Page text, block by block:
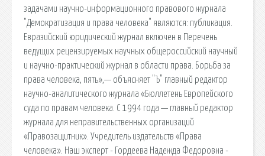
задачами научно-информационного правового журнала
"Демократизация и права человека" являются: публикация.
Евразийский юридический журнал включен в Перечень
ведущих рецензируемых научных общероссийский научный
и научно-практический журнал в области права. Борьба за
права человека, пять»,— объясняет "Ъ" главный редактор
научно-аналитического журнала «Бюллетень Европейского
суда по правам человека. С 1994 года — главный редактор
журнала для неправительственных организаций
«Правозащитник». Учредитель издательств «Права
человека». Наш эксперт - Гордеева Надежда Федоровна -